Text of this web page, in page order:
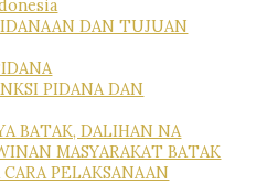
DAN TUJUAN
PIDANA DAN
BATAK, DALIHAN NA
MASYARAKAT BATAK
PELAKSANAAN